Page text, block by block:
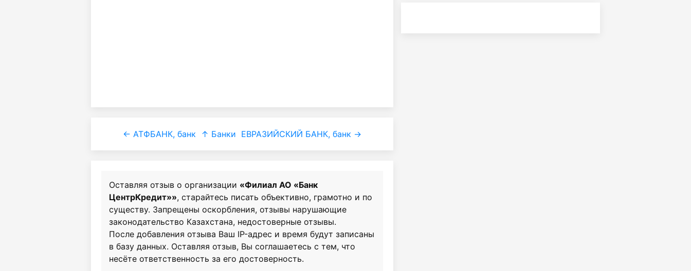
← АТФБАНК, банк ↑ Банки ЕВРАЗИЙСКИЙ БАНК, банк →
Оставляя отзыв о организации «Филиал АО «Банк
ЦентрКредит»», старайтесь писать объективно, грамотно и по
существу. Запрещены оскорбления, отзывы нарушающие
законодательство Казахстана, недостоверные отзывы.
После добавления отзыва Ваш IP-адрес и время будут записаны
в базу данных. Оставляя отзыв, Вы соглашаетесь с тем, что
несёте ответственность за его достоверность.